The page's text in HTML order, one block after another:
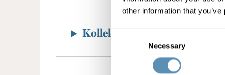
other information that
Consent
Necessary
Kollektive trafik